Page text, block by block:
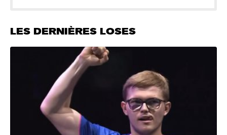
LES DERNIÈRES LOSES